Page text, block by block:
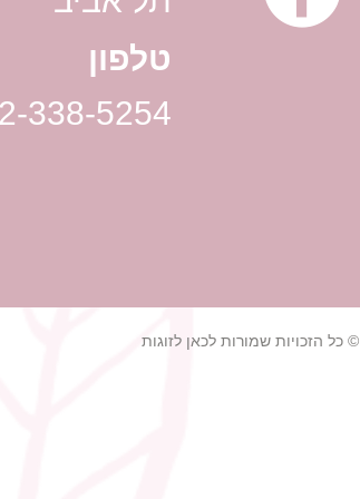
טלפון
338-5254
© כל הזכויות שמורות לכאן לזוגות